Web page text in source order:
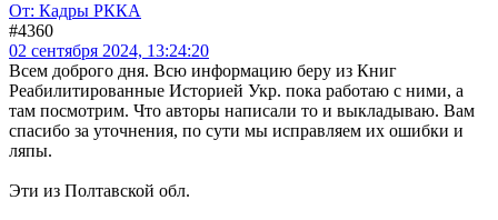
От: Кадры РККА
#4360
02 сентября 2024, 13:24:20
Всем доброго дня. Всю информацию беру из Книг
Реабилитированные Историей Укр. пока работаю с ними, а
там посмотрим. Что авторы написали то и выкладываю. Вам
спасибо за уточнения, по сути мы исправляем их ошибки и
ляпы.
Эти из Полтавской обл.